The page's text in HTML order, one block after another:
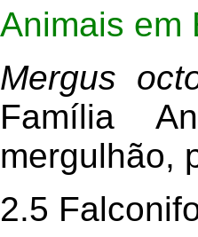
Animais em
Mergus
Família
mergulhão,
2.5